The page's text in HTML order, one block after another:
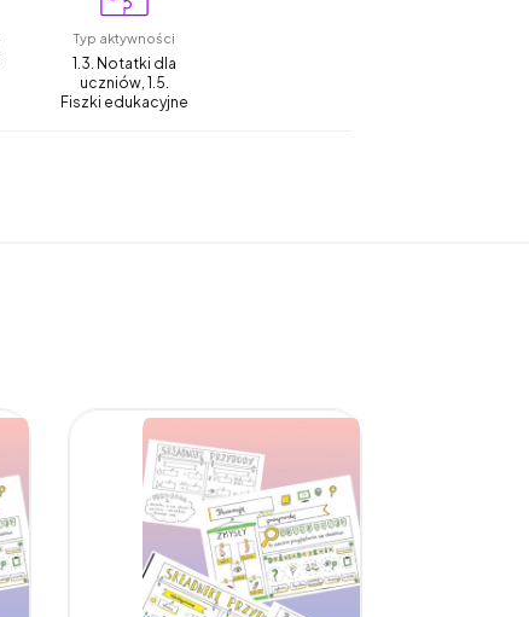
Typ aktywności
1.3. Notatki dla
uczniów, 1.5.
Fiszki edukacyjne